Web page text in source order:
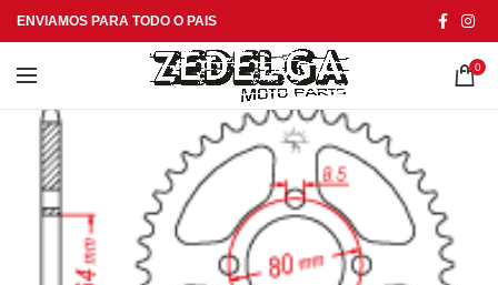
ENVIAMOS PARA TODO O PAIS
0